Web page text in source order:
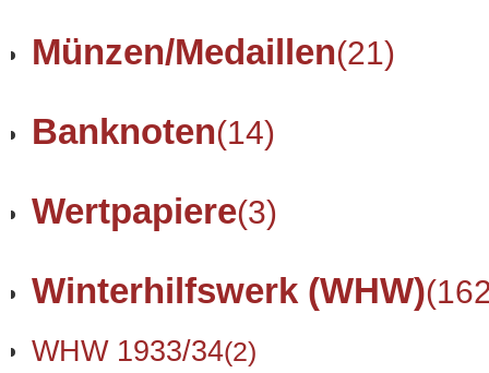
Münzen/Medaillen(21)
Banknoten(14)
Wertpapiere(3)
Winterhilfswerk (WHW)
WHW 1933/34(2)